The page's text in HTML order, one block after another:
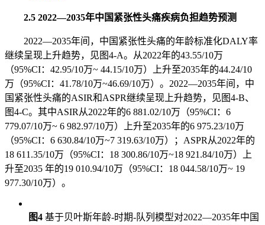
2.5 2022—2035年中国紧张性头痛疾病负担趋势预测
2022—2035年间，中国紧张性头痛的年龄标准化DALY率
继续呈现上升趋势，见图4-A。从2022年的43.55/10万
（95%CI：42.95/10万~ 44.15/10万）上升至2035年的44.24/10
万（95%CI：41.78/10万~46.69/10万）。2022—2035年间，中
国紧张性头痛的ASIR和ASPR继续呈现上升趋势，见图4-B、
图4-C。其中ASIR从2022年的6 881.02/10万（95%CI：6
779.07/10万~ 6 982.97/10万）上升至2035年的6 975.23/10万
（95%CI：6 630.84/10万~7 319.63/10万）；ASPR从2022年的
18 611.35/10万（95%CI：18 300.86/10万~18 921.84/10万）上
升至2035 年的19 010.94/10万（95%CI：18 044.58/10万~ 19
977.30/10万）。
图4 基于贝叶斯年龄-时期-队列模型对2022—2035年中国